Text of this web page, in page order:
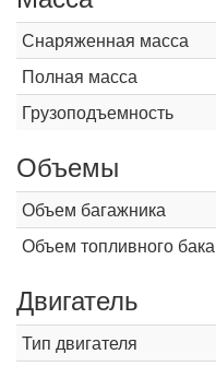
Снаряженная масса
Полная масса
Грузоподъемность
Объемы
Объем багажника
Объем топливного бака
Двигатель
Тип двигателя